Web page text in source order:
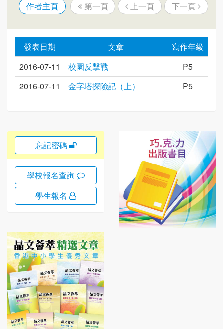
作者主頁 第一頁 上一頁 下一頁
發表日期 文章
寫作年級
2016-07-11
校園反擊戰
P5
2016-07-11
金字塔探險記（上） P5
忘記密碼
學校報名查詢
學生報名